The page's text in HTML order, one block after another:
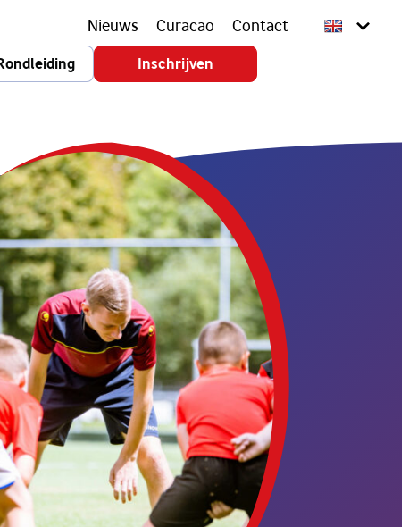
Nieuws Curacao Contact
Inschrijven